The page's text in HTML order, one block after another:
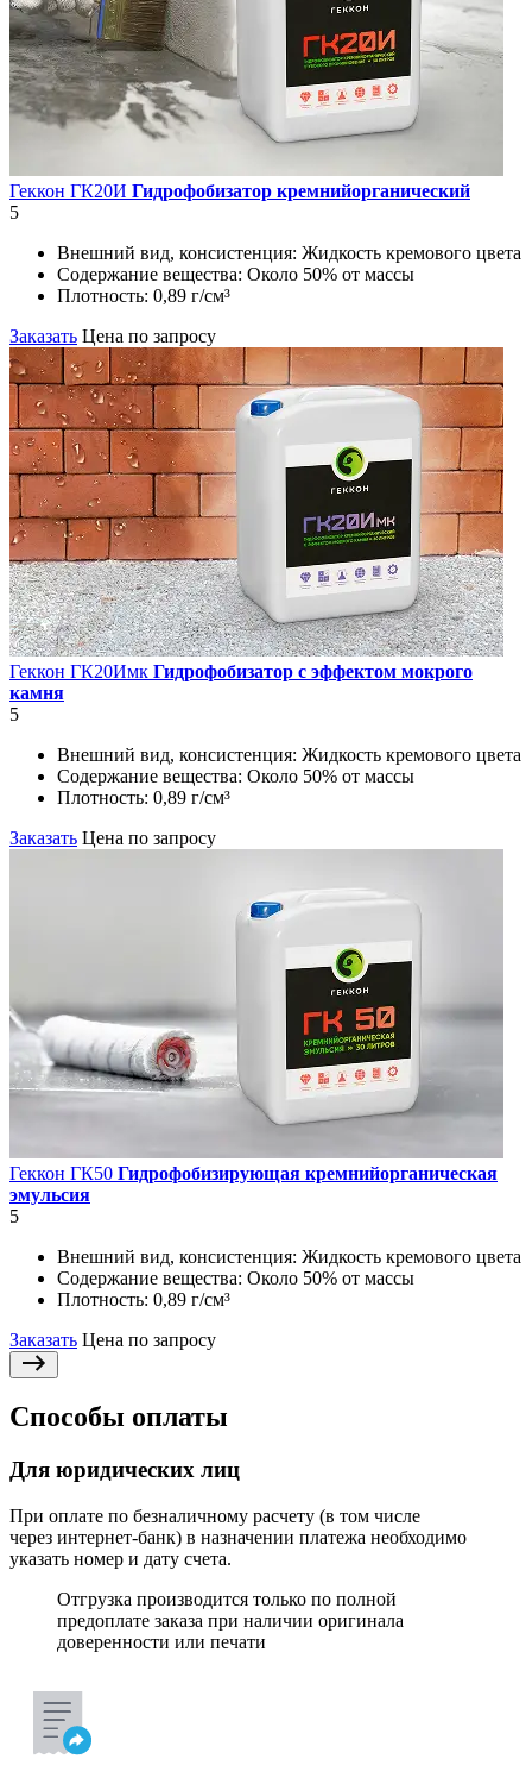
Геккон ГК20И Гидрофобизатор кремнийорганический
5
Внешний вид, консистенция: Жидкость кремового цвета
Содержание вещества: Около 50% от массы
Плотность: 0,89 г/см³
Заказать Цена по запросу
Геккон ГК20Имк Гидрофобизатор с эффектом мокрого
камня
5
Внешний вид, консистенция: Жидкость кремового цвета
Содержание вещества: Около 50% от массы
Плотность: 0,89 г/см³
Заказать Цена по запросу
Геккон ГК50 Гидрофобизирующая кремнийорганическая
эмульсия
5
Внешний вид, консистенция: Жидкость кремового цвета
Содержание вещества: Около 50% от массы
Плотность: 0,89 г/см³
Заказать Цена по запросу
Способы оплаты
Для юридических лиц
При оплате по безналичному расчету (в том числе
через интернет-банк) в назначении платежа необходимо
указать номер и дату счета.
Отгрузка производится только по полной
предоплате заказа при наличии оригинала
доверенности или печати